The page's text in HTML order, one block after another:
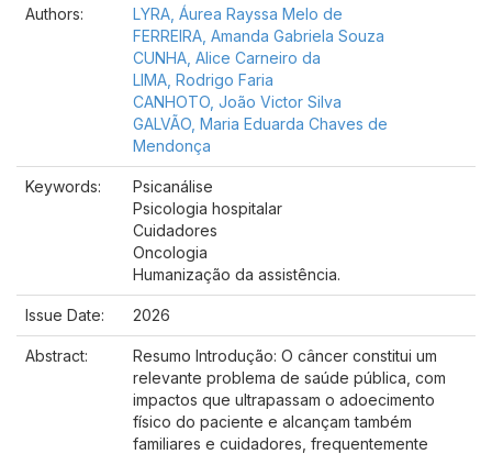
Authors:
LYRA, Áurea Rayssa Melo de
FERREIRA, Amanda Gabriela Souza
CUNHA, Alice Carneiro da
LIMA, Rodrigo Faria
CANHOTO, João Victor Silva
GALVÃO, Maria Eduarda Chaves de
Mendonça
Keywords:
Psicanálise
Psicologia hospitalar
Cuidadores
Oncologia
Humanização da assistência.
Issue Date: 2026
Abstract:
Resumo Introdução: O câncer constitui um
relevante problema de saúde pública, com
impactos que ultrapassam o adoecimento
físico do paciente e alcançam também
familiares e cuidadores, frequentemente